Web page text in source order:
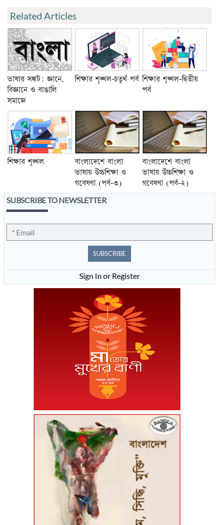
Related Articles
ভাষার সঙ্কট: জ্ঞানে‚
বিজ্ঞানে ও বাঙালি
সমাজে
শিক্ষার শৃঙ্খল-চতুর্থ পর্ব শিক্ষার শৃঙ্খল-দ্বিতীয়
পর্ব
শিক্ষার শৃঙ্খল
বাংলাদেশে বাংলা
ভাষায় উচ্চশিক্ষা ও
গবেষণা (পর্ব-৩)
বাংলাদেশে বাংলা
ভাষায় উচ্চশিক্ষা ও
গবেষণা (পর্ব-২)
SUBSCRIBE TO NEWSLETTER
SUBSCRIBE
Sign In or Register